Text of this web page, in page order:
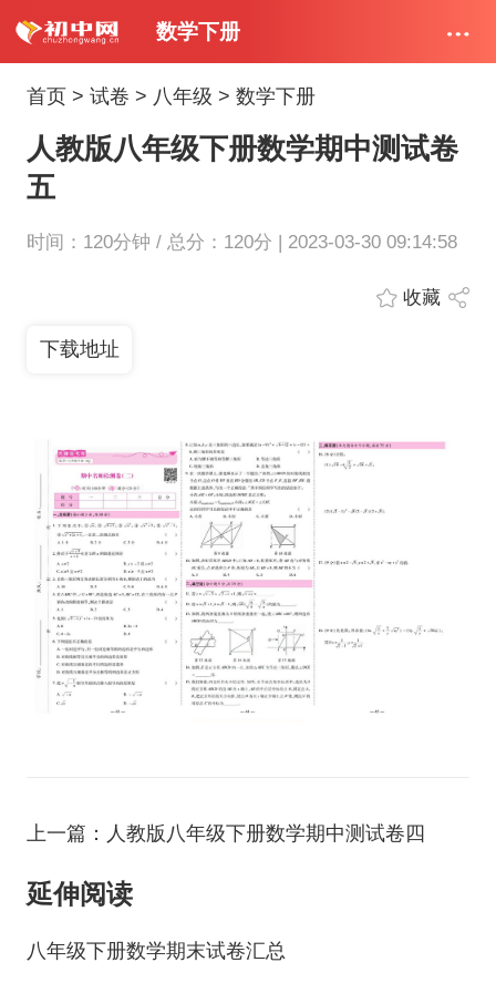
数学下册
首页 > 试卷 > 八年级 > 数学下册
人教版八年级下册数学期中测试卷
五
时间：120分钟 / 总分：120分 | 2023-03-30 09:14:58
收藏
下载地址
上一篇：人教版八年级下册数学期中测试卷四
延伸阅读
八年级下册数学期末试卷汇总